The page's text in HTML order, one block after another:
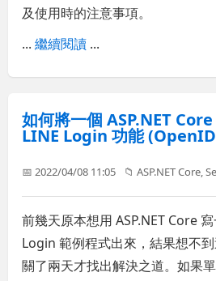
及使用時的注意事項。
...繼續閱讀 ...
如何將一個 ASP.NET
LINE Login 功能
📅 2022/04/08 11:05 📁ASP.NET Core,
前幾天原本想用 ASP.NET Core
Login 範例程式出來，結果想不
關了兩天才找出解決之道。如果